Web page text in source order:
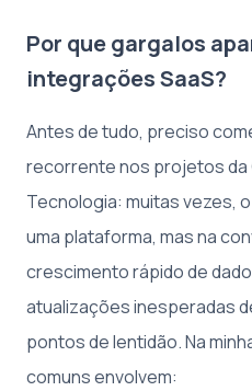
Por que gargalos
integrações SaaS?
Antes de tudo, preciso
recorrente nos projetos da
Tecnologia: muitas vezes,
uma plataforma, mas na
crescimento rápido de
atualizações inesperadas
pontos de lentidão. Na
comuns envolvem: